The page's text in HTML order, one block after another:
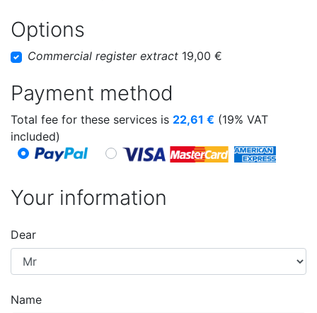
Options
Commercial register extract 19,00 €
Payment method
Total fee for these services is 22,61 € (19% VAT
included)
Your information
Dear
Name